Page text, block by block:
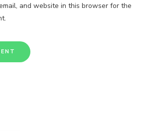
and website in this browser for the